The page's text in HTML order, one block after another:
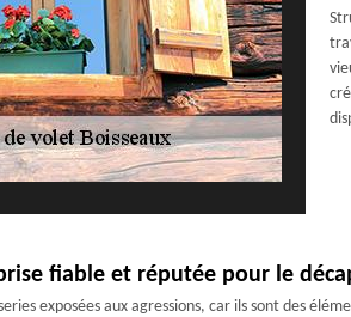
fiable et réputée pour le
exposées aux agressions, car ils sont des